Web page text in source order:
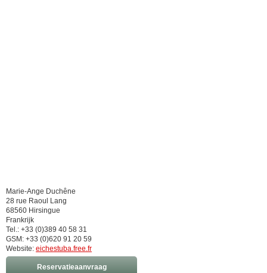
Marie-Ange Duchêne
28 rue Raoul Lang
68560 Hirsingue
Frankrijk
Tel.: +33 (0)389 40 58 31
GSM: +33 (0)620 91 20 59
Website: eichestuba.free.fr
Reservatieaanvraag